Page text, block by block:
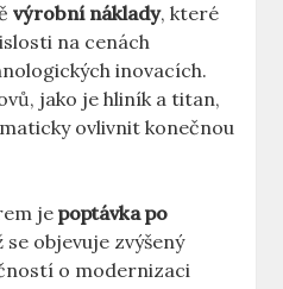
výrobní náklady, ⁢které
‌na cenách
inovacích.
jako je hliník⁤ a titan,
ovlivnit konečnou
⁤jepoptávka ⁣po
se objevuje zvýšený
o modernizaci